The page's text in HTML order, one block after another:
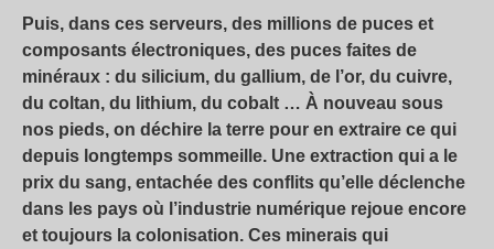
Puis, dans ces serveurs, des millions de puces et
composants électroniques, des puces faites de
minéraux : du silicium, du gallium, de l’or, du cuivre,
du coltan, du lithium, du cobalt … À nouveau sous
nos pieds, on déchire la terre pour en extraire ce qui
depuis longtemps sommeille. Une extraction qui a le
prix du sang, entachée des conflits qu’elle déclenche
dans les pays où l’industrie numérique rejoue encore
et toujours la colonisation. Ces minerais qui